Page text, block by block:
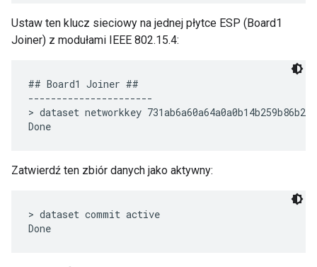
Ustaw ten klucz sieciowy na jednej płytce ESP (Board1
Joiner) z modułami IEEE 802.15.4:
## Board1 Joiner ##
----------------------
> dataset networkkey
Zatwierdź ten zbiór danych jako aktywny:
> dataset commit active